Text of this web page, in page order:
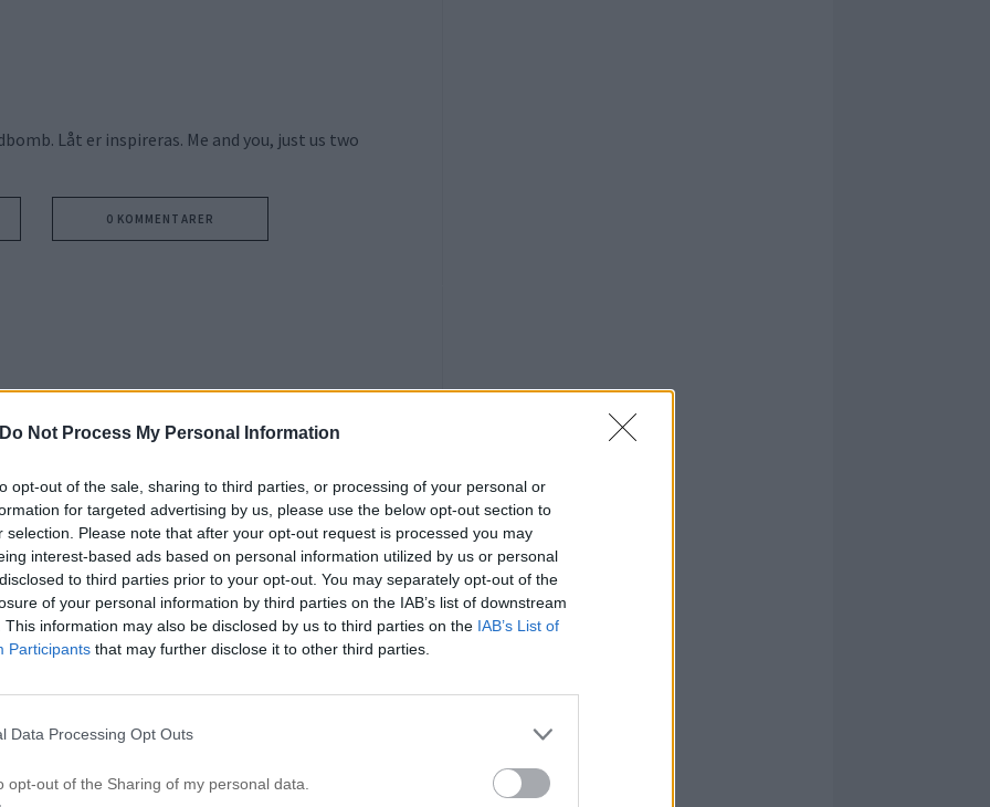
Do Not Process My Personal Information
opt-out of the sale, sharing to third parties, or processing of your personal or
for targeted advertising by us, please use the below opt-out section to
selection. Please note that after your opt-out request is processed you may
interest-based ads based on personal information utilized by us or personal
to third parties prior to your opt-out. You may separately opt-out of the
of your personal information by third parties on the IAB’s list of downstream
This information may also be disclosed by us to third parties on the IAB’s List of
Participants that may further disclose it to other third parties.
Data Processing Opt Outs
opt-out of the Sharing of my personal data.
Låt er inspireras. Me and you, just us two
0 KOMMENTARER
hemma hos farmor
så var den grym i år. Hann träffa alla nära och kära
andra familj ute på Dalarö hehe. Tror jag är mer där
kom jag inte ihåg den så fick ringa hem och fråga?!
pojke också så min julafton kunde inte bli bättre.
Gud så grym vår älskade Albin är. Saknat honom
en klump i magen. Har ni några såna vänner, ifrån
om året? Åh blir så arg på att vi inte planerade in att
där ett par dagar..
Lund och kolla Lundaspelen också för att sen följa
(mycket handbolls snack nu kanske, förvirrar